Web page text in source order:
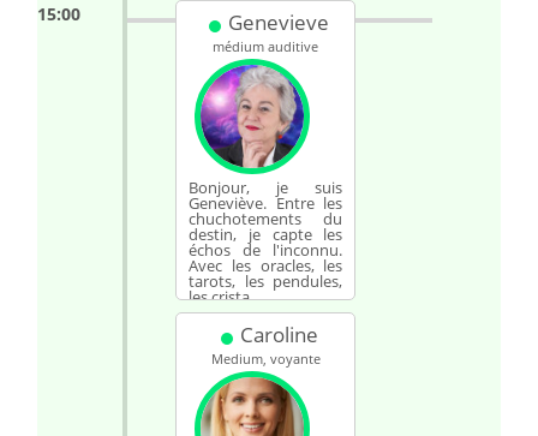
15:00 Genevieve
médium auditive
Bonjour, je suis
Geneviève. Entre les
chuchotements du
destin, je capte les
échos de l'inconnu.
Avec les oracles, les
tarots, les pendules,
les crista...
Caroline
Medium, voyante